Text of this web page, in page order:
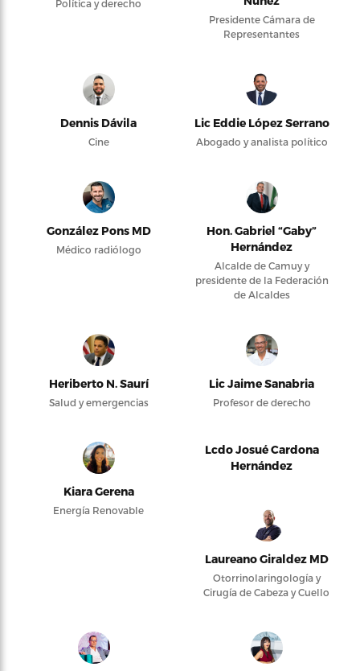
Política y derecho
Presidente Cámara de
Representantes
Dennis Dávila
Cine
Lic Eddie López Serrano
Abogado y analista político
González Pons MD
Médico radiólogo
Hon. Gabriel “Gaby”
Hernández
Alcalde de Camuy y
presidente de la Federación
de Alcaldes
Heriberto N. Saurí
Salud y emergencias
Lic Jaime Sanabria
Profesor de derecho
Kiara Gerena
Energía Renovable
Lcdo Josué Cardona
Hernández
Laureano Giraldez MD
Otorrinolaringología y
Cirugía de Cabeza y Cuello